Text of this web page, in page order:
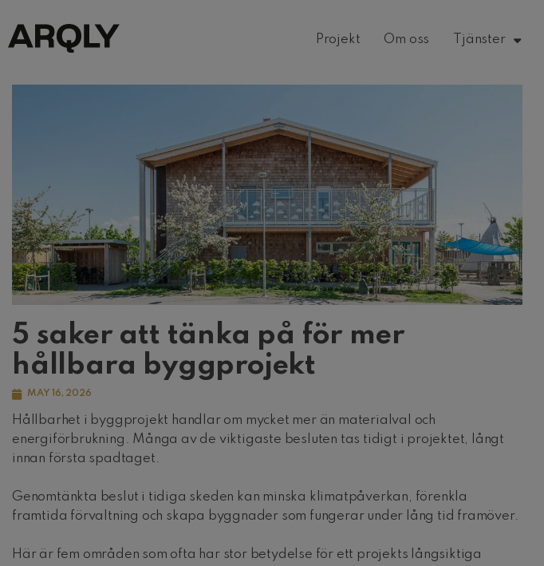
Projekt Om oss Tjänster
5 saker att tänka på för mer
hållbara byggprojekt
MAY 16, 2026
Hållbarhet i byggprojekt handlar om mycket mer än materialval och
energiförbrukning. Många av de viktigaste besluten tas tidigt i projektet, långt
innan första spadtaget.
Genomtänkta beslut i tidiga skeden kan minska klimatpåverkan, förenkla
framtida förvaltning och skapa byggnader som fungerar under lång tid framöver.
Här är fem områden som ofta har stor betydelse för ett projekts långsiktiga